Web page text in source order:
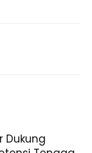
Dukung